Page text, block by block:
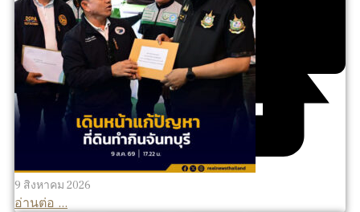
9 สิงหาคม 2026
อ่านต่อ ...